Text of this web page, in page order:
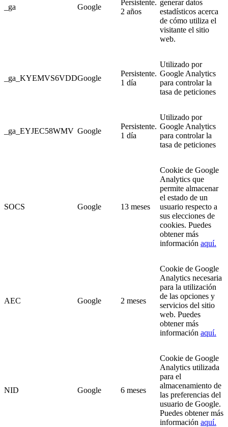
_ga Google
Persistente.
2 años
generar datos
estadísticos acerca
de cómo utiliza el
visitante el sitio
web.
_ga_KYEMVS6VDDGoogle
Persistente.
1 día
Utilizado por
Google Analytics
para controlar la
tasa de peticiones
_ga_EYJEC58WMV Google
Persistente.
1 día
Utilizado por
Google Analytics
para controlar la
tasa de peticiones
SOCS Google 13 meses
Cookie de Google
Analytics que
permite almacenar
el estado de un
usuario respecto a
sus elecciones de
cookies. Puedes
obtener más
información aquí.
AEC Google 2 meses
Cookie de Google
Analytics necesaria
para la utilización
de las opciones y
servicios del sitio
web. Puedes
obtener más
información aquí.
NID Google 6 meses
Cookie de Google
Analytics utilizada
para el
almacenamiento de
las preferencias del
usuario de Google.
Puedes obtener más
información aquí.